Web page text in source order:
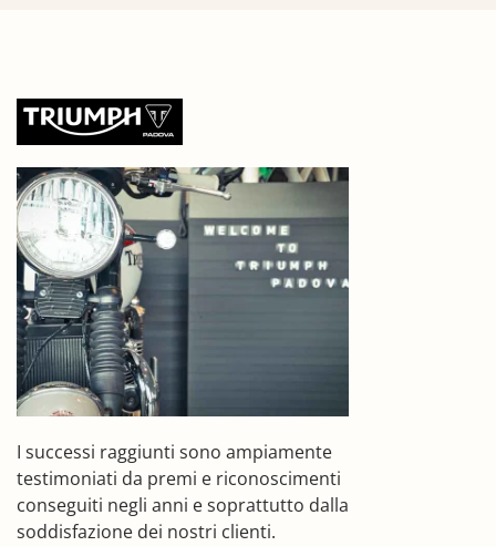
I successi raggiunti sono ampiamente
testimoniati da premi e riconoscimenti
conseguiti negli anni e soprattutto dalla
soddisfazione dei nostri clienti.